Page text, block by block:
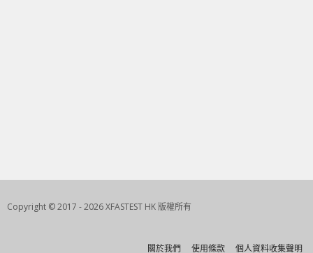
Copyright © 2017 - 2026 XFASTEST HK 版權所有
關於我們 使用條款 個人資料收集聲明